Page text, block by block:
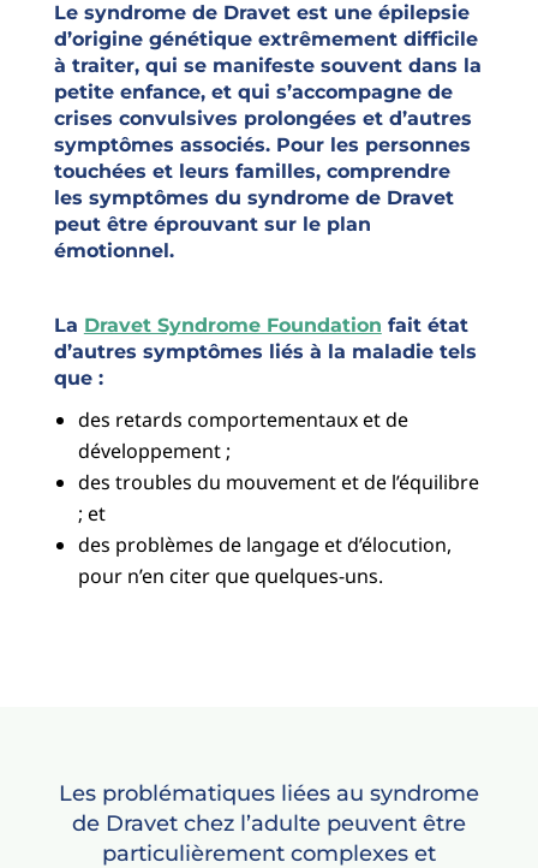
Le syndrome de Dravet est une épilepsie
d’origine génétique extrêmement difficile
à traiter, qui se manifeste souvent dans la
petite enfance, et qui s’accompagne de
crises convulsives prolongées et d’autres
symptômes associés. Pour les personnes
touchées et leurs familles, comprendre
les symptômes du syndrome de Dravet
peut être éprouvant sur le plan
émotionnel.
La Dravet Syndrome Foundation fait état
d’autres symptômes liés à la maladie tels
que :
des retards comportementaux et de
développement ;
des troubles du mouvement et de l’équilibre
; et
des problèmes de langage et d’élocution,
pour n’en citer que quelques-uns.
Les problématiques liées au syndrome
de Dravet chez l’adulte peuvent être
particulièrement complexes et